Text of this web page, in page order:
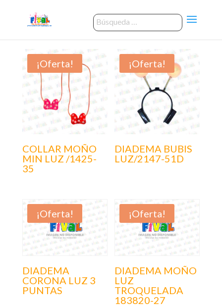
¡Oferta!
COLLAR MOÑO
MIN LUZ /1425-
35
¡Oferta!
DIADEMA BUBIS
LUZ/2147-51D
¡Oferta!
DIADEMA
CORONA LUZ 3
PUNTAS
¡Oferta!
DIADEMA MOÑO
LUZ
TROQUELADA
183820-27